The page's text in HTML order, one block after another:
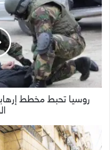
روسيا تحبط مخطط